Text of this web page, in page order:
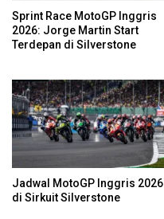
Sprint Race MotoGP Inggris
2026: Jorge Martin Start
Terdepan di Silverstone
Jadwal MotoGP Inggris 2026
di Sirkuit Silverstone